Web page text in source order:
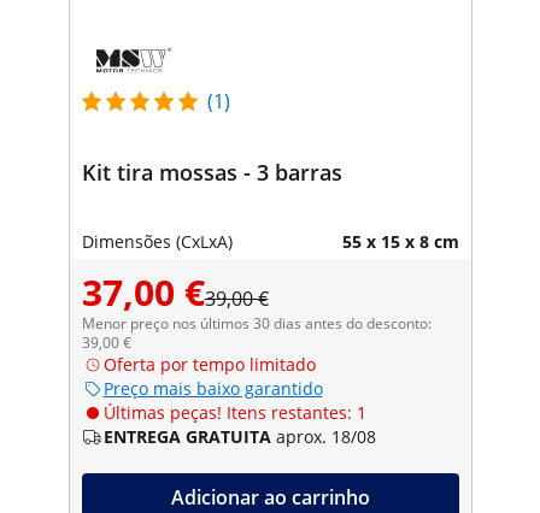
(1)
Kit tira mossas - 3 barras
Dimensões (CxLxA) 55 x 15 x 8 cm
37,00 €39,00 €
Menor preço nos últimos 30 dias antes do desconto:
39,00 €
Oferta por tempo limitado
Preço mais baixo garantido
Últimas peças! Itens restantes: 1
ENTREGA GRATUITA aprox. 18/08
Adicionar ao carrinho